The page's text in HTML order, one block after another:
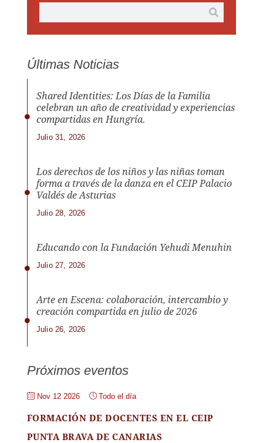
Últimas Noticias
Shared Identities: Los Días de la Familia
celebran un año de creatividad y experiencias
compartidas en Hungría.
Julio 31, 2026
Los derechos de los niños y las niñas toman
forma a través de la danza en el CEIP Palacio
Valdés de Asturias
Julio 28, 2026
Educando con la Fundación Yehudi Menuhin
Julio 27, 2026
Arte en Escena: colaboración, intercambio y
creación compartida en julio de 2026
Julio 26, 2026
Próximos eventos
Nov 12 2026 Todo el día
FORMACIÓN DE DOCENTES EN EL CEIP
PUNTA BRAVA DE CANARIAS